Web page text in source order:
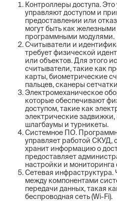
Контроллеры доступа.
управляют доступом и
предоставлении или
могут быть как
программными модулями.
Считыватели и
требует физической
или объектов. Для этого
считыватели, такие как
карты, биометрические
пальцев, сканеры сетчатки
Электромеханическое
которые обеспечивают
доступом, такие как
электрические
шлагбаумы и турникеты.
Системное ПО.
управляет работой СКУД,
хранит информацию о
предоставляет
настройки и мониторинга
Сетевая инфраструктура.
между компонентами
передачи данных, такая
беспроводная сеть (Wi-Fi).